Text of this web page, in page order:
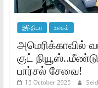
இந்தியா உலகம்
அமெரிக்காவில்
குட்
பார்சல் சேவை!
15 October 2025